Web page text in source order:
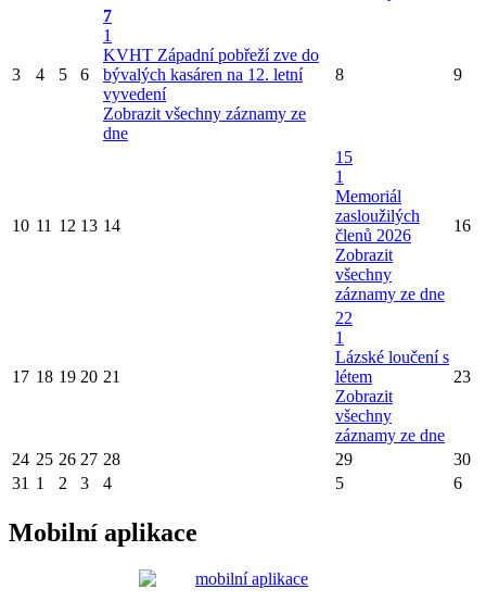
3 4 5 6
7
1
KVHT Západní pobřeží zve do
bývalých kasáren na 12. letní
vyvedení
Zobrazit všechny záznamy ze
dne
8 9
10 11 12 13 14
15
1
Memoriál
zasloužilých
členů 2026
Zobrazit
všechny
záznamy ze dne
16
17 18 19 20 21
22
1
Lázské loučení s
létem
Zobrazit
všechny
záznamy ze dne
23
24 25 26 27 28 29
30
31 1 2 3 4 5 6
Mobilní aplikace